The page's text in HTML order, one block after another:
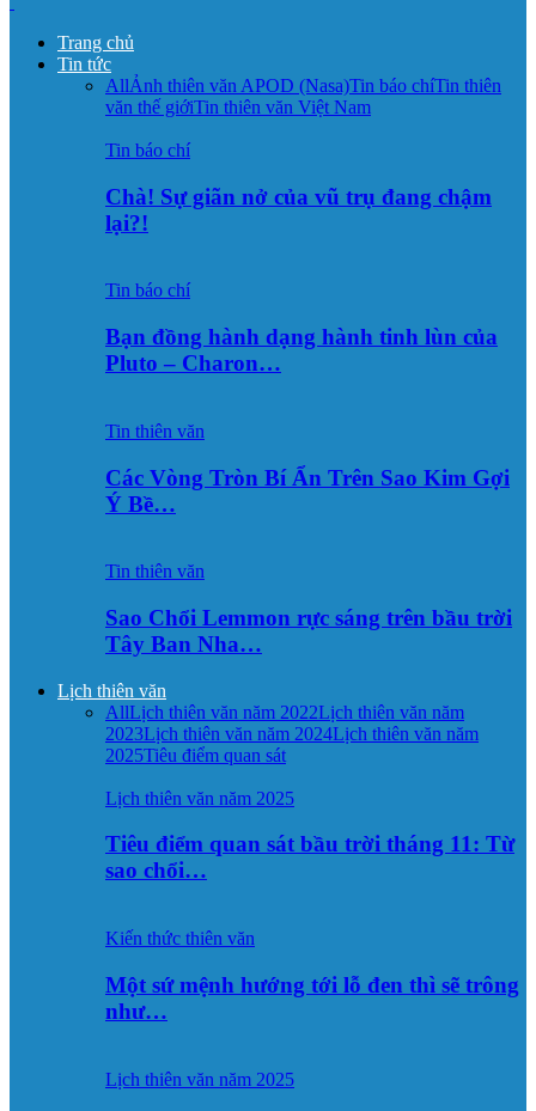
Trang chủ
Tin tức
AllẢnh thiên văn APOD (Nasa)Tin báo chíTin thiên
văn thế giớiTin thiên văn Việt Nam
Tin báo chí
Chà! Sự giãn nở của vũ trụ đang chậm
lại?!
Tin báo chí
Bạn đồng hành dạng hành tinh lùn của
Pluto – Charon…
Tin thiên văn
Các Vòng Tròn Bí Ẩn Trên Sao Kim Gợi
Ý Bề…
Tin thiên văn
Sao Chổi Lemmon rực sáng trên bầu trời
Tây Ban Nha…
Lịch thiên văn
AllLịch thiên văn năm 2022Lịch thiên văn năm
2023Lịch thiên văn năm 2024Lịch thiên văn năm
2025Tiêu điểm quan sát
Lịch thiên văn năm 2025
Tiêu điểm quan sát bầu trời tháng 11: Từ
sao chổi…
Kiến thức thiên văn
Một sứ mệnh hướng tới lỗ đen thì sẽ trông
như…
Lịch thiên văn năm 2025